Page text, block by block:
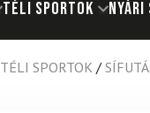
TÉLI SPORTOK NYÁRI
TÉLI SPORTOK /